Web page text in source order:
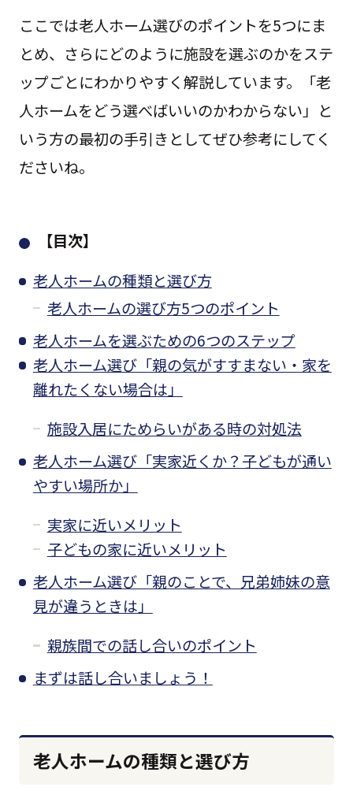
ここでは老人ホーム選びのポイントを5つにま
とめ、さらにどのように施設を選ぶのかをステ
ップごとにわかりやすく解説しています。「老
人ホームをどう選べばいいのかわからない」と
いう方の最初の手引きとしてぜひ参考にしてく
ださいね。
【目次】
老人ホームの種類と選び方
老人ホームの選び方5つのポイント
老人ホームを選ぶための6つのステップ
老人ホーム選び「親の気がすすまない・家を
離れたくない場合は」
施設入居にためらいがある時の対処法
老人ホーム選び「実家近くか？子どもが通い
やすい場所か」
実家に近いメリット
子どもの家に近いメリット
老人ホーム選び「親のことで、兄弟姉妹の意
見が違うときは」
親族間での話し合いのポイント
まずは話し合いましょう！
老人ホームの種類と選び方